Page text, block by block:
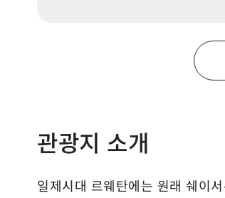
관광지 소개
일제시대 르웨탄에는 원래 쉐이